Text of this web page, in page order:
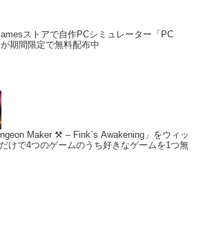
ストアで自作PCシミュレーター「PC
期間限定で無料配布中
Maker ⚒ – Fink`s Awakening」をウィッ
けで4つのゲームのうち好きなゲームを1つ無